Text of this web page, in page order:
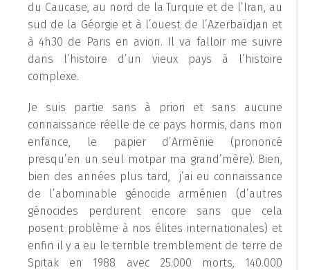
du Caucase, au nord de la Turquie et de l’Iran, au
sud de la Géorgie et à l’ouest de l’Azerbaïdjan et
à 4h30 de Paris en avion. Il va falloir me suivre
dans l’histoire d’un vieux pays à l’histoire
complexe.
Je suis partie sans à priori et sans aucune
connaissance réelle de ce pays hormis, dans mon
enfance, le papier d’Arménie (prononcé
presqu’en un seul motpar ma grand’mère). Bien,
bien des années plus tard, j’ai eu connaissance
de l’abominable génocide arménien (d’autres
génocides perdurent encore sans que cela
posent problème à nos élites internationales) et
enfin il y a eu le terrible tremblement de terre de
Spitak en 1988 avec 25.000 morts, 140.000